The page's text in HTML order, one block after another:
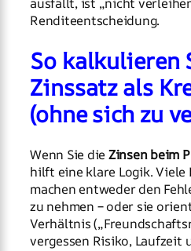
Renditeentscheidung.
So kalkulieren
Zinssatz als
(ohne sich zu
Wenn Sie die Zinsen beim
hilft eine klare Logik.
machen entweder den
zu nehmen – oder sie
Verhältnis
vergessen Risiko, Laufzeit